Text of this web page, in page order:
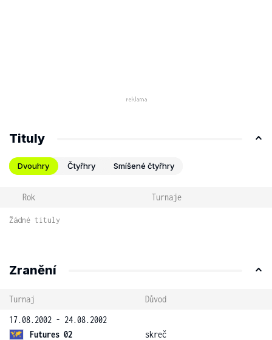
Tituly
Dvouhry Čtyřhry Smíšené čtyřhry
Rok Turnaje
Žádné tituly
Zranění
Turnaj
Důvod
17.08.2002 - 24.08.2002
Futures 02
skreč